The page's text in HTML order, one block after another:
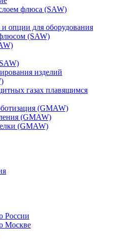
флюса (SAW)
опции для оборудования
(SAW)
изделий
газах плавящимся
(GMAW)
(GMAW)
(GMAW)
России
Москве